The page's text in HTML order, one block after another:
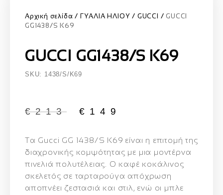
Αρχική σελίδα ΓΥΑΛΙΑ ΗΛΙΟΥ GUCCI
GUCCI
GG1438/S K69
GUCCI GG1438/S K69
SKU: 1438/S/K69
€213 € 149
Τα Gucci GG 1438/S K69 είναι η επιτομή της
διαχρονικής κομψότητας με μια μοντέρνα
πινελιά πολυτέλειας. Ο καφέ κοκάλινος
σκελετός σε ταρταρούγα απόχρωση
αποπνέει ζεστασιά και στιλ, ενώ οι μπλε